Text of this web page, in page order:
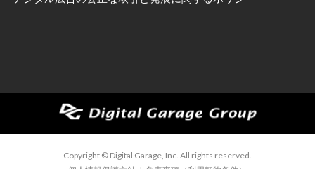
Copyright © Digital Garage, Inc. All rights reserved.